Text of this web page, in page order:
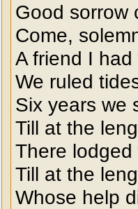
Good sorrow
Come,
A friend I
We ruled
Six years we
Till at the
There
Till at the
Whose help